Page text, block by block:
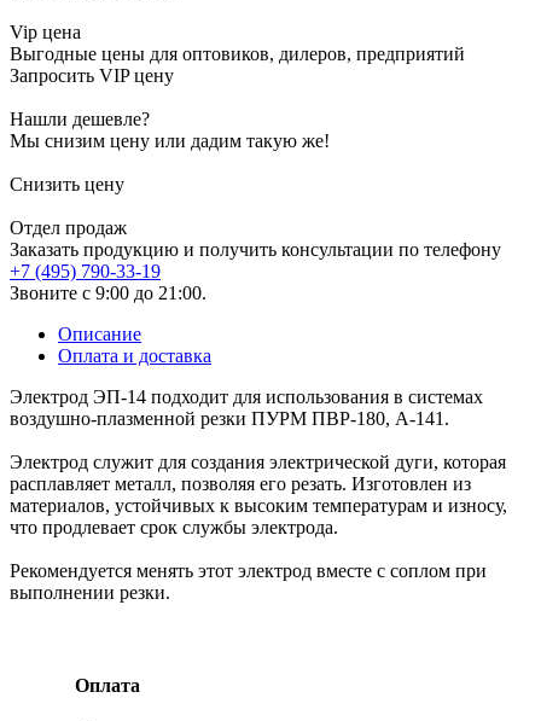
Vip цена
Выгодные цены для оптовиков, дилеров, предприятий
Запросить VIP цену
Нашли дешевле?
Мы снизим цену или дадим такую же!
Снизить цену
Отдел продаж
Заказать продукцию и получить консультации по телефону
+7 (495) 790-33-19
Звоните с 9:00 до 21:00.
Описание
Оплата и доставка
Электрод ЭП-14 подходит для использования в системах
воздушно-плазменной резки ПУРМ ПВР-180, А-141.
Электрод служит для создания электрической дуги, которая
расплавляет металл, позволяя его резать. Изготовлен из
материалов, устойчивых к высоким температурам и износу,
что продлевает срок службы электрода.
Рекомендуется менять этот электрод вместе с соплом при
выполнении резки.
Оплата